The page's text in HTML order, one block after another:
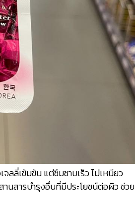
ลลี่เข้มข้น แต่ซึมซาบเร็ว ไม่เหนียว
นสารบำรุงอื่นที่มีประโยชน์ต่อผิว ช่วย